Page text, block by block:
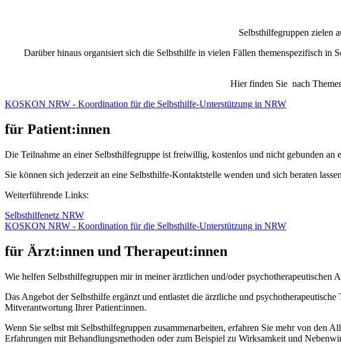
Selbsthilfegruppen zielen
Darüber hinaus organisiert sich die Selbsthilfe in vielen Fällen themenspezifisch
Hier finden Sie nach
KOSKON NRW - Koordination für die Selbsthilfe-Unterstützung in NRW
für Patient:innen
Die Teilnahme an einer Selbsthilfegruppe ist freiwillig, kostenlos und nicht gebunden an
Sie können sich jederzeit an eine Selbsthilfe-Kontaktstelle wenden und sich beraten
Weiterführende Links:
Selbsthilfenetz NRW
KOSKON NRW - Koordination für die Selbsthilfe-Unterstützung in NRW
für Ärzt:innen und Therapeut:innen
Wie helfen Selbsthilfegruppen mir in meiner ärztlichen und/oder psychotherapeutischen
Das Angebot der Selbsthilfe ergänzt und entlastet die ärztliche und
Mitverantwortung Ihrer Patient:innen.
Wenn Sie selbst mit Selbsthilfegruppen zusammenarbeiten, erfahren Sie mehr von den
Erfahrungen mit Behandlungsmethoden oder zum Beispiel zu Wirksamkeit und